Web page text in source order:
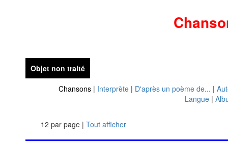
Objet non traité
Chansons | Interprète | D'après un poème de... |
Langue |
12 par page | Tout afficher